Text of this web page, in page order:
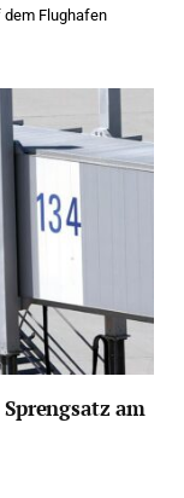
Flughafen
am